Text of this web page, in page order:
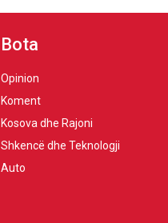
Bota
Opinion
Koment
Kosova dhe Rajoni
Shkencë dhe Teknologji
Auto